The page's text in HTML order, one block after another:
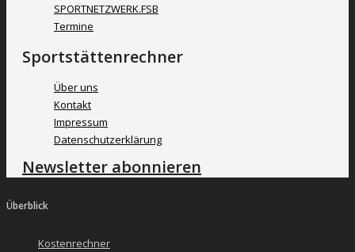
SPORTNETZWERK.FSB
Termine
Sportstättenrechner
Über uns
Kontakt
Impressum
Datenschutzerklärung
Newsletter abonnieren
Überblick
Kostenrechner